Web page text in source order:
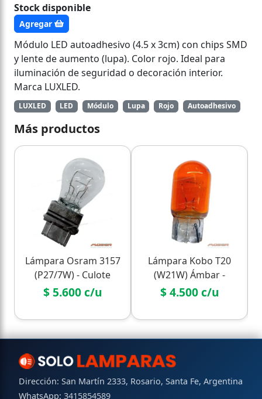
Stock disponible
Agregar
Módulo LED autoadhesivo (4.5 x 3cm) con chips SMD
y lente de aumento (lupa). Color rojo. Ideal para
iluminación de seguridad o decoración interior.
Marca LUXLED.
LUXLED LED Módulo Lupa Rojo Autoadhesivo
Más productos
Lámpara Osram 3157
(P27/7W) - Culote
Plástico 2 Filamentos
$ 5.600 c/u
Lámpara Kobo T20
(W21W) Ámbar -
Vidrio 1 Filamento
$ 4.500 c/u
Dirección: San Martín 2333, Rosario, Santa Fe, Argentina
WhatsApp: 3415854589